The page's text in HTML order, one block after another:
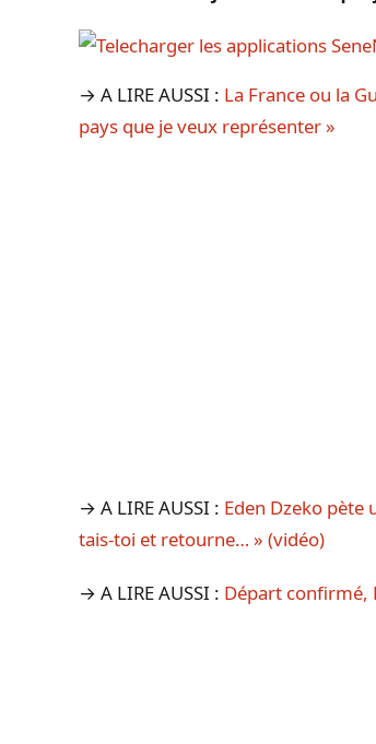
→ A LIRE AUSSI : La France ou la
pays que je veux représenter »
→ A LIRE AUSSI : Eden Dzeko
tais-toi et retourne… » (vidéo)
→ A LIRE AUSSI : Départ confirmé,